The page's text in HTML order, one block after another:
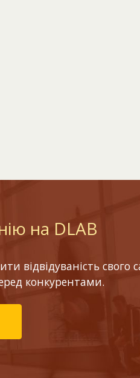
на DLAB
свого
конкурентами.